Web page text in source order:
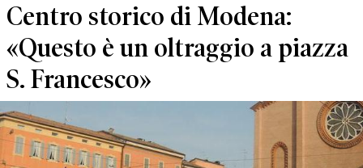
Centro storico di Modena:
«Questo è un oltraggio a piazza
S. Francesco»